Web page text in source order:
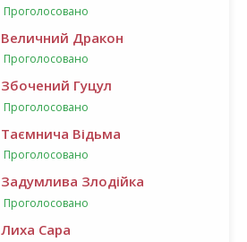
Проголосовано
Величний Дракон
Проголосовано
Збочений Гуцул
Проголосовано
Таємнича Відьма
Проголосовано
Задумлива Злодійка
Проголосовано
Лиха Сара